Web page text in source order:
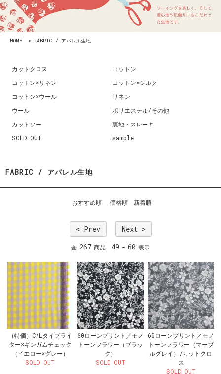
HOME > FABRIC / アパレル生地
カットクロス
コットン
コットン×リネン
コットン×シルク
コットン×ウール
リネン
ウール
ポリエステル/その他
カットソー
裏地・スレーキ
SOLD OUT
sample
FABRIC / アパレル生地
おすすめ順 価格順 新着順
< Prev Next >
全 267 商品 49 - 60 表示
（特価）C/Lタイプライ
ター×ギンガムチェック
（イエロー×グレー）
SOLD OUT
60ローンプリント／モノ
トーンフラワー（ブラッ
ク）
SOLD OUT
60ローンプリント／モノ
トーンフラワー（マーブ
ルグレイ）/カットクロ
ス
SOLD OUT